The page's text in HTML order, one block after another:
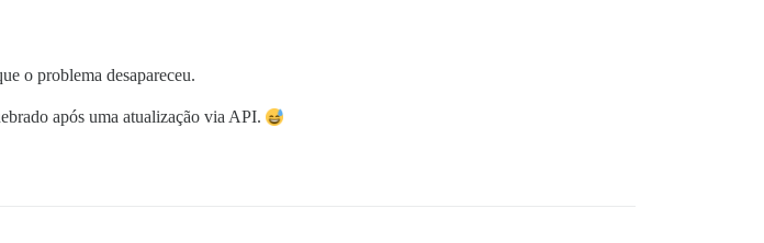
o problema desapareceu.
após uma atualização via API.